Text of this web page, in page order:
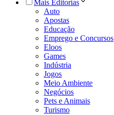
Mais Editorias
Auto
Apostas
Educação
Emprego e Concursos
Eloos
Games
Indústria
Jogos
Meio Ambiente
Negócios
Pets e Animais
Turismo